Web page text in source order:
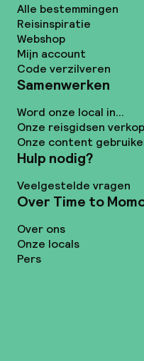
Alle bestemmingen
Reisinspiratie
Webshop
Mijn account
Code verzilveren
Samenwerken
Word onze local in...
Onze reisgidsen
Onze content
Hulp nodig?
Veelgestelde vragen
Over Time to
Over ons
Onze locals
Pers